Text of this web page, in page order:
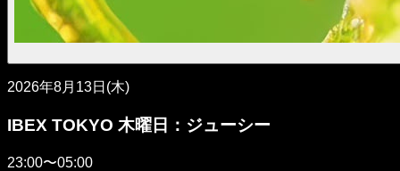
2026年8月13日(木)
IBEX TOKYO 木曜日：ジューシー
23:00〜05:00